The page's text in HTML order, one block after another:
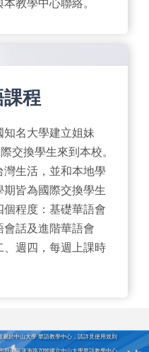
教學中心聯絡。
程
名大學建立姐妹
交換學生來到本校。
生活，並和本地學
皆為國際交換學生
個程度：基礎華語會
話及進階華語會
、週四，每週上課時
屬於中山大學 華語教學中心，請詳見使用規則